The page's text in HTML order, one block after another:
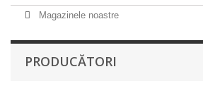
Magazinele noastre
PRODUCĂTORI